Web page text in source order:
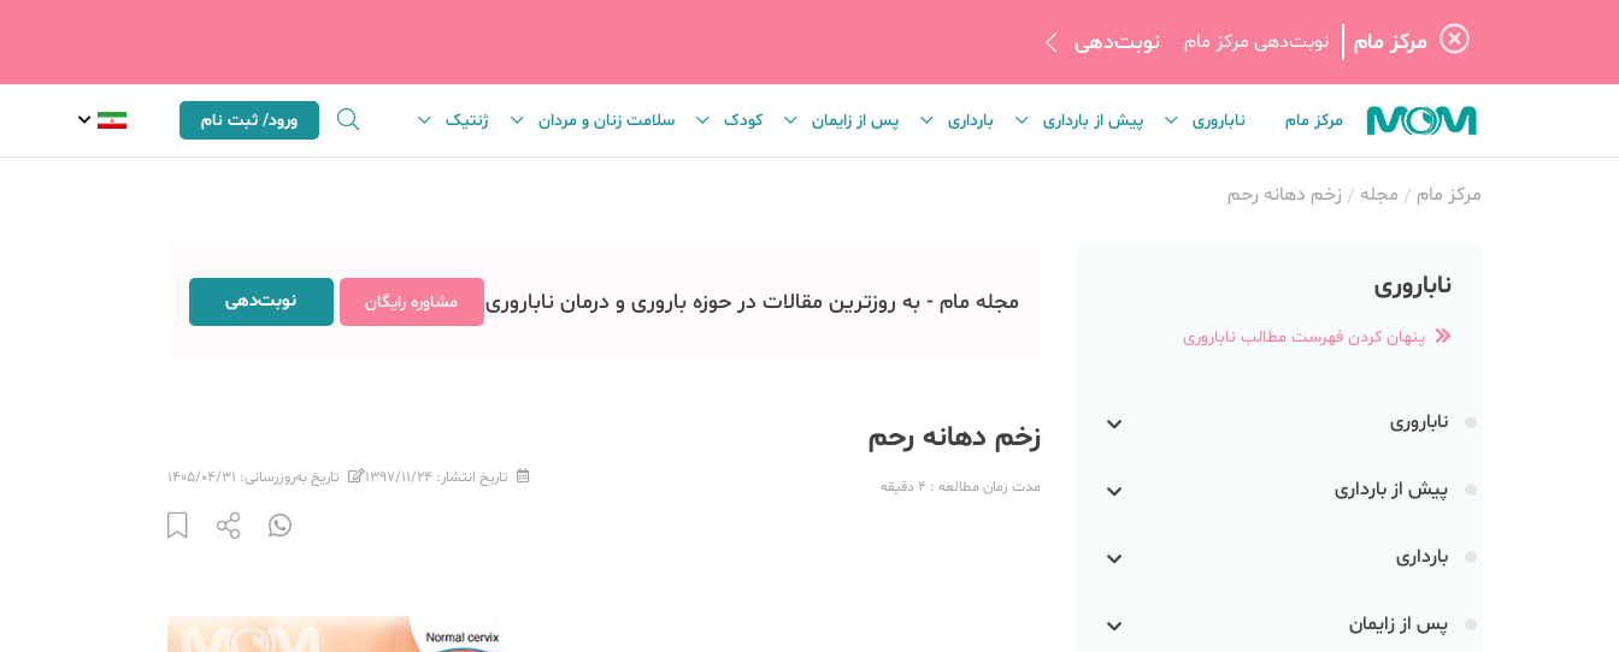
مرکز مام نوبت‌دهی مرکز مام نوبت‌دهی
مرکز مام ناباروری پیش از بارداری بارداری پس از زایمان کودک سلامت زنان و مردان ژنتیک ورود/ ثبت نام
مرکز مام مجله زخم دهانه رحم
ناباروری
پنهان کردن فهرست مطالب ناباروری
ناباروری
پیش از بارداری
بارداری
پس از زایمان
مجله مام - به روزترین مقالات در حوزه باروری و درمان ناباروری مشاوره رایگان نوبت‌دهی
زخم دهانه رحم
مدت زمان مطالعه: 4 دقیقه تاریخ انتشار:۱۳۹۷/۱۱/۲۴ تاریخ به‌روزرسانی: ۱۴۰۵/۰۴/۳۱